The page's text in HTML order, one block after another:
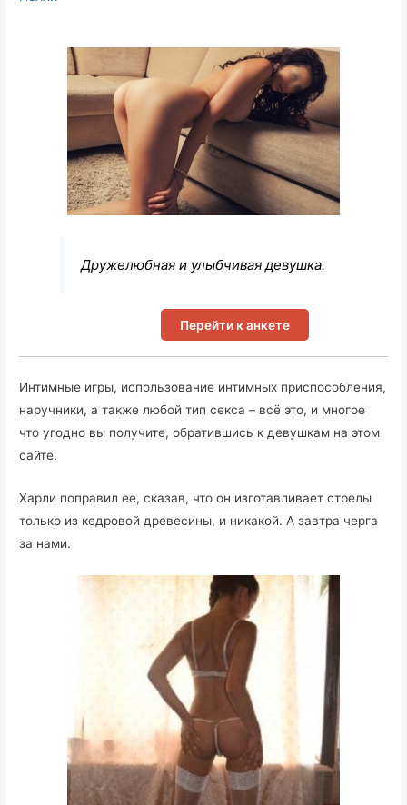
Дружелюбная и улыбчивая девушка.
Перейти к анкете
Интимные игры, использование интимных приспособления,
наручники, а также любой тип секса – всё это, и многое
что угодно вы получите, обратившись к девушкам на этом
сайте.
Харли поправил ее, сказав, что он изготавливает стрелы
только из кедровой древесины, и никакой. А завтра черга
за нами.